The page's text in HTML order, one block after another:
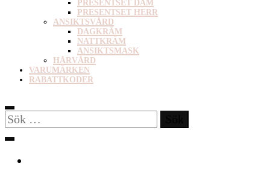
PRESENTSET DAM
PRESENTSET HERR
ANSIKTSVÅRD
DAGKRÄM
NATTKRÄM
ANSIKTSMASK
HÅRVÅRD
VARUMÄRKEN
RABATTKODER
Sök
efter: